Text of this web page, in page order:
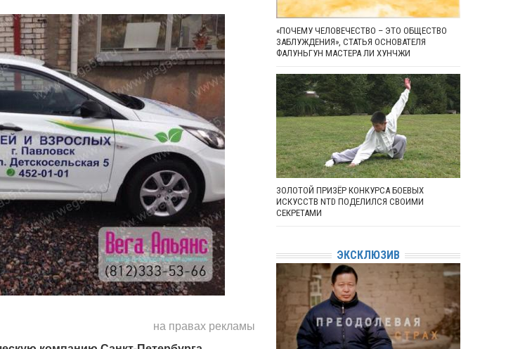
на правах рекламы
«ПОЧЕМУ ЧЕЛОВЕЧЕСТВО – ЭТО ОБЩЕСТВО
ЗАБЛУЖДЕНИЯ», СТАТЬЯ ОСНОВАТЕЛЯ
ФАЛУНЬГУН МАСТЕРА ЛИ ХУНЧЖИ
ЗОЛОТОЙ ПРИЗЁР КОНКУРСА БОЕВЫХ
ИСКУССТВ NTD ПОДЕЛИЛСЯ СВОИМИ
СЕКРЕТАМИ
ЭКСКЛЮЗИВ